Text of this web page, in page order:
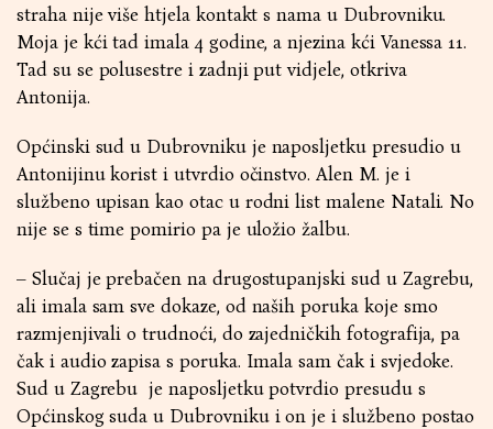
straha nije više htjela kontakt s nama u Dubrovniku.
Moja je kći tad imala 4 godine, a njezina kći Vanessa 11.
Tad su se polusestre i zadnji put vidjele, otkriva
Antonija.
Općinski sud u Dubrovniku je naposljetku presudio u
Antonijinu korist i utvrdio očinstvo. Alen M. je i
službeno upisan kao otac u rodni list malene Natali. No
nije se s time pomirio pa je uložio žalbu.
– Slučaj je prebačen na drugostupanjski sud u Zagrebu,
ali imala sam sve dokaze, od naših poruka koje smo
razmjenjivali o trudnoći, do zajedničkih fotografija, pa
čak i audio zapisa s poruka. Imala sam čak i svjedoke.
Sud u Zagrebu je naposljetku potvrdio presudu s
Općinskog suda u Dubrovniku i on je i službeno postao